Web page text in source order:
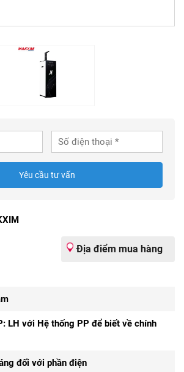
Yêu cầu tư vấn
Địa điểm mua hàng
LH với Hệ thống PP để biết về chính
đối với phần điện